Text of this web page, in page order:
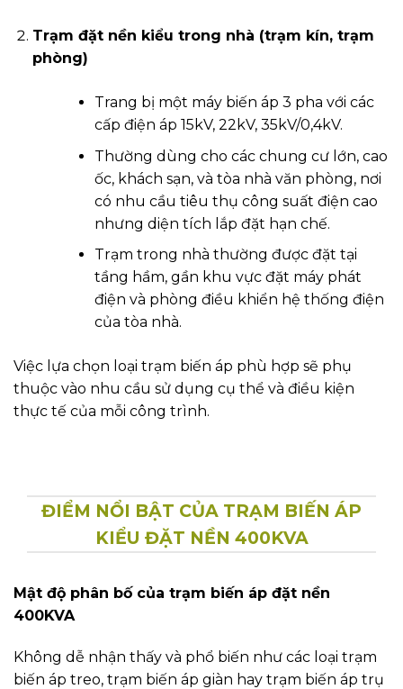
Trạm đặt nền kiểu trong nhà (trạm kín, trạm
phòng)
Trang bị một máy biến áp 3 pha với các
cấp điện áp 15kV, 22kV, 35kV/0,4kV.
Thường dùng cho các chung cư lớn, cao
ốc, khách sạn, và tòa nhà văn phòng, nơi
có nhu cầu tiêu thụ công suất điện cao
nhưng diện tích lắp đặt hạn chế.
Trạm trong nhà thường được đặt tại
tầng hầm, gần khu vực đặt máy phát
điện và phòng điều khiển hệ thống điện
của tòa nhà.
Việc lựa chọn loại trạm biến áp phù hợp sẽ phụ
thuộc vào nhu cầu sử dụng cụ thể và điều kiện
thực tế của mỗi công trình.
ĐIỂM NỔI BẬT CỦA TRẠM BIẾN ÁP
KIỂU ĐẶT NỀN 400KVA
Mật độ phân bố của trạm biến áp đặt nền
400KVA
Không dễ nhận thấy và phổ biến như các loại trạm
biến áp treo, trạm biến áp giàn hay trạm biến áp trụ